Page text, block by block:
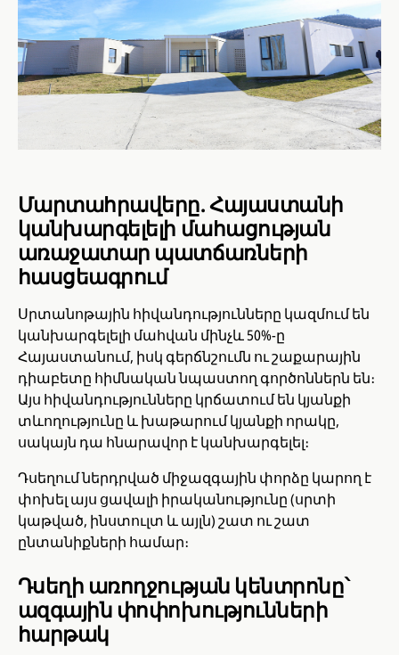
Մարտահրավերը. Հայաստանի
կանխարգելելի մահացության
առաջատար պատճառների
հասցեագրում
Սրտանոթային հիվանդությունները կազմում են
կանխարգելելի մահվան մինչև 50%-ը
Հայաստանում, իսկ գերճնշումն ու շաքարային
դիաբետը հիմնական նպաստող գործոններն են։
Այս հիվանդությունները կրճատում են կյանքի
տևողությունը և խաթարում կյանքի որակը,
սակայն դա հնարավոր է կանխարգելել։
Դսեղում ներդրված միջազգային փորձը կարող է
փոխել այս ցավալի իրականությունը (սրտի
կաթված, ինստուլտ և այլն) շատ ու շատ
ընտանիքների համար։
Դսեղի առողջության կենտրոնը՝
ազգային փոփոխությունների
հարթակ